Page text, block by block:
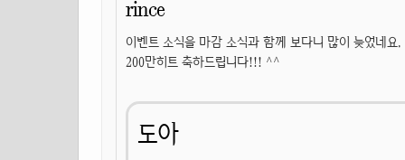
rince
이벤트 소식을 마감 소식과 함께 보다니 많이 늦었네요.
200만히트 축하드립니다!!! ^^
도아